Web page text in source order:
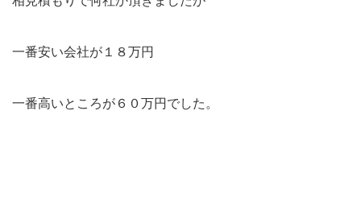
一番安い会社が１８万円
一番高いところが６０万円でした。